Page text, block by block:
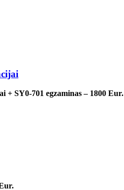
SY0-701 egzaminas – 1800 Eur.